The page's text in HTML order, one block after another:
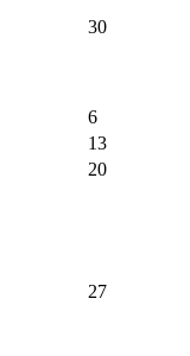
30
6
13
20
27